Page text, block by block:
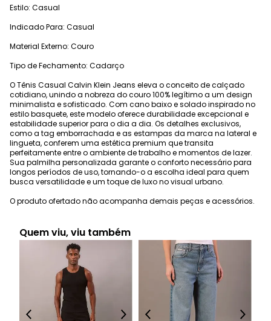
Estilo: Casual
Indicado Para: Casual
Material Externo: Couro
Tipo de Fechamento: Cadarço
O Tênis Casual Calvin Klein Jeans eleva o conceito de calçado
cotidiano, unindo a nobreza do couro 100% legítimo a um design
minimalista e sofisticado. Com cano baixo e solado inspirado no
estilo basquete, este modelo oferece durabilidade excepcional e
estabilidade superior para o dia a dia. Os detalhes exclusivos,
como a tag emborrachada e as estampas da marca na lateral e
lingueta, conferem uma estética premium que transita
perfeitamente entre o ambiente de trabalho e momentos de lazer.
Sua palmilha personalizada garante o conforto necessário para
longos períodos de uso, tornando-o a escolha ideal para quem
busca versatilidade e um toque de luxo no visual urbano.
O produto ofertado não acompanha demais peças e acessórios.
Quem viu, viu também